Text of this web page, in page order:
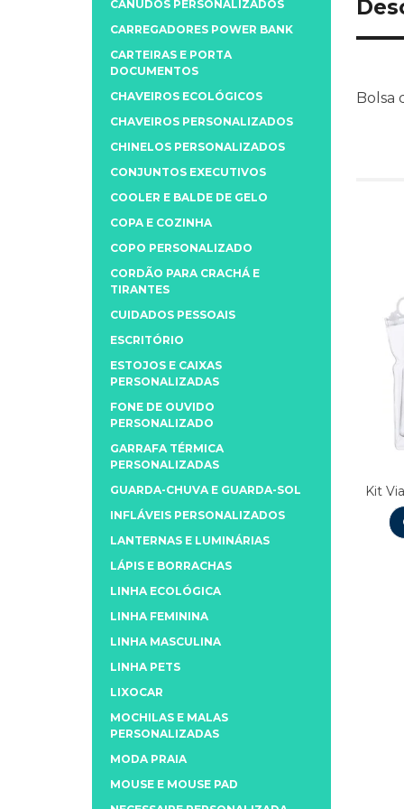
Bolsa
Kit
CANUDOS PERSONALIZADOS
CARREGADORES POWER BANK
CARTEIRAS E PORTA
DOCUMENTOS
CHAVEIROS ECOLÓGICOS
CHAVEIROS PERSONALIZADOS
CHINELOS PERSONALIZADOS
CONJUNTOS EXECUTIVOS
COOLER E BALDE DE GELO
COPA E COZINHA
COPO PERSONALIZADO
CORDÃO PARA CRACHÁ E
TIRANTES
CUIDADOS PESSOAIS
ESCRITÓRIO
ESTOJOS E CAIXAS
PERSONALIZADAS
FONE DE OUVIDO
PERSONALIZADO
GARRAFA TÉRMICA
PERSONALIZADAS
GUARDA-CHUVA E GUARDA-SOL
INFLÁVEIS PERSONALIZADOS
LANTERNAS E LUMINÁRIAS
LÁPIS E BORRACHAS
LINHA ECOLÓGICA
LINHA FEMININA
LINHA MASCULINA
LINHA PETS
LIXOCAR
MOCHILAS E MALAS
PERSONALIZADAS
MODA PRAIA
MOUSE E MOUSE PAD